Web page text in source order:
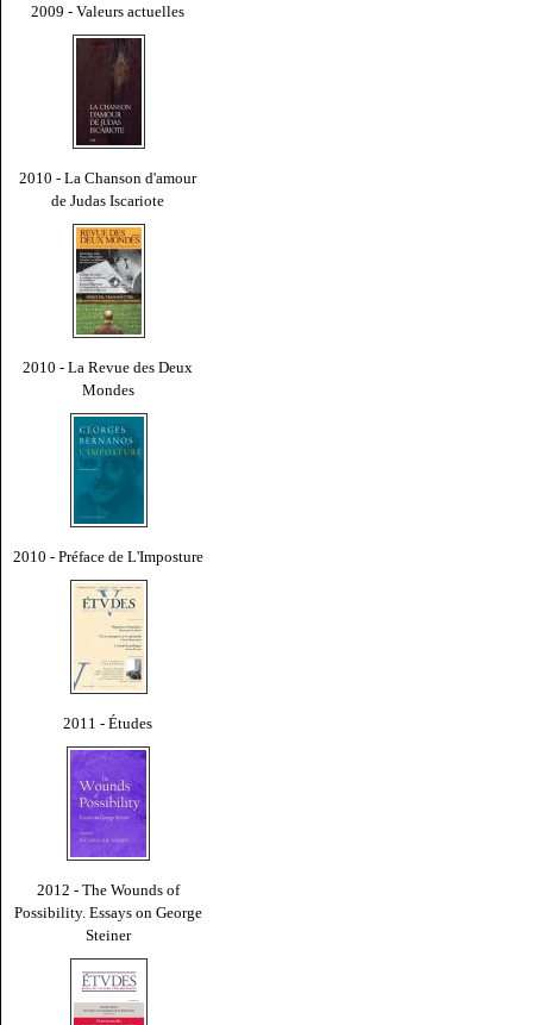
2009 - Valeurs actuelles
2010 - La Chanson d'amour
de Judas Iscariote
2010 - La Revue des Deux
Mondes
2010 - Préface de L'Imposture
2011 - Études
2012 - The Wounds of
Possibility. Essays on George
Steiner